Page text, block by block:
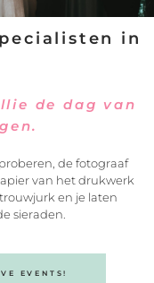
in
de dag van
de fotograaf
van het drukwerk
en je laten
sieraden.
EVENTS!